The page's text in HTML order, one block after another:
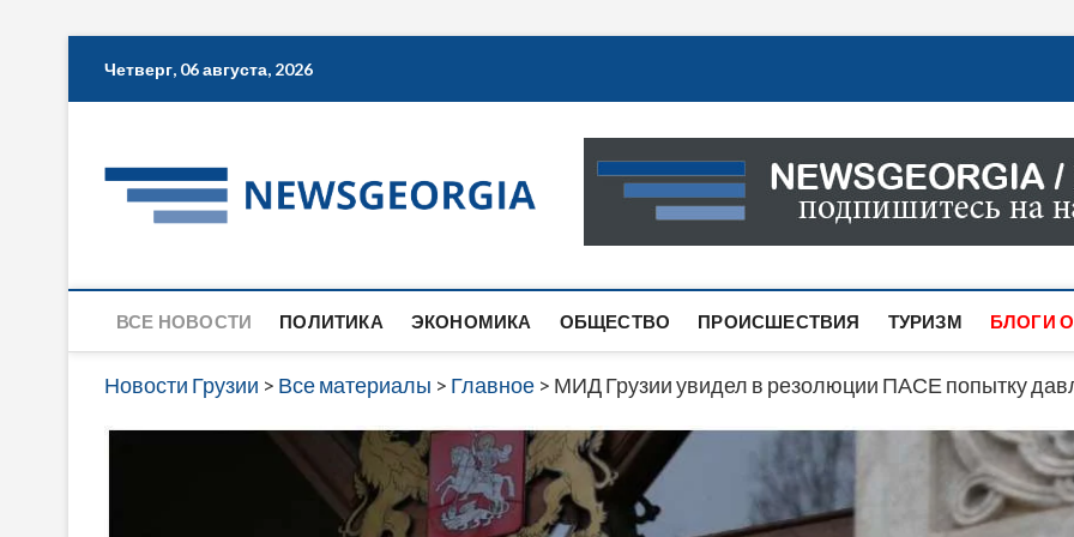
Четверг, 06 августа, 2026
Новости Грузии
САМАЯ АКТУАЛЬНАЯ ИНФОРМАЦИЯ О СОБЫТИЯХ
САЙТЕ ВЫ НАЙДЕТЕ НОВОСТИ ПОЛИТИКИ,
ВСЕ НОВОСТИ ПОЛИТИКА ЭКОНОМИКА ОБЩЕСТВО ПРОИСШЕСТВИЯ ТУРИЗМ БЛОГИ
Новости Грузии > Все материалы > Главное > МИД Грузии увидел в резолюции ПАСЕ попытку